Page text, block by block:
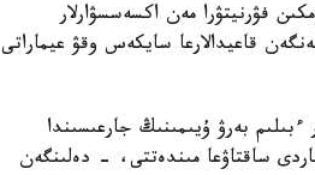
فۋرنيتۋرا مەن اكسەسسۋارلار
قاعيدالارعا سايكەس وقۋ عيماراتى
بەرۋ ۇيىمىنىڭ جارعىسىندا
ساقتاۋعا مىندەتتى، - دەلىنگەن